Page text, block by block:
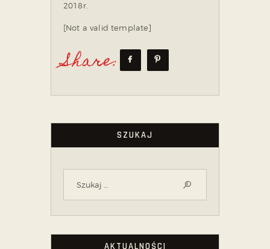
2018r.
[Not a valid template]
Share:
SZUKAJ
AKTUALNOŚCI